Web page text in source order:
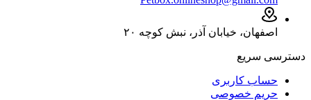
اصفهان، خیابان آذر، نبش کوچه ۲۰
دسترسی سریع
حساب کاربری
حریم خصوصی